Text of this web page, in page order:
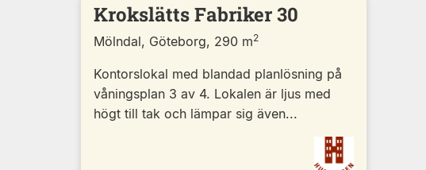
Krokslätts Fabriker 30
Mölndal, Göteborg, 290 m2
Kontorslokal med blandad planlösning på
våningsplan 3 av 4. Lokalen är ljus med
högt till tak och lämpar sig även...